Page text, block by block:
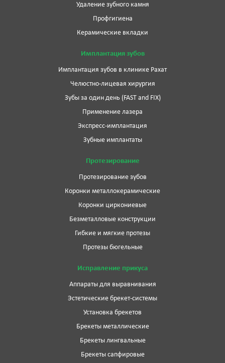
Удаление зубного камня
Профгигиена
Керамические вкладки
Имплантация зубов
Имплантация зубов в клинике Рахат
Челюстно-лицевая хирургия
Зубы за один день (FAST and FIX)
Применение лазера
Экспресс-имплантация
Зубные имплантаты
Протезирование
Протезирование зубов
Коронки металлокерамические
Коронки циркониевые
Безметалловые конструкции
Гибкие и мягкие протезы
Протезы бюгельные
Исправление прикуса
Аппараты для выравнивания
Эстетические брекет-системы
Установка брекетов
Брекеты металлические
Брекеты лингвальные
Брекеты сапфировые